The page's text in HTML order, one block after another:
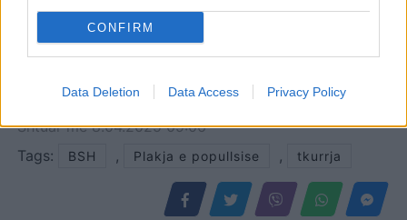
CONFIRM
Data Deletion Data Access Privacy Policy
Shtuarmë8.04.2025 09:06
Tags:
BSH , Plakja e popullsise , tkurrja